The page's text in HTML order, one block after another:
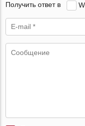
Получить ответ в